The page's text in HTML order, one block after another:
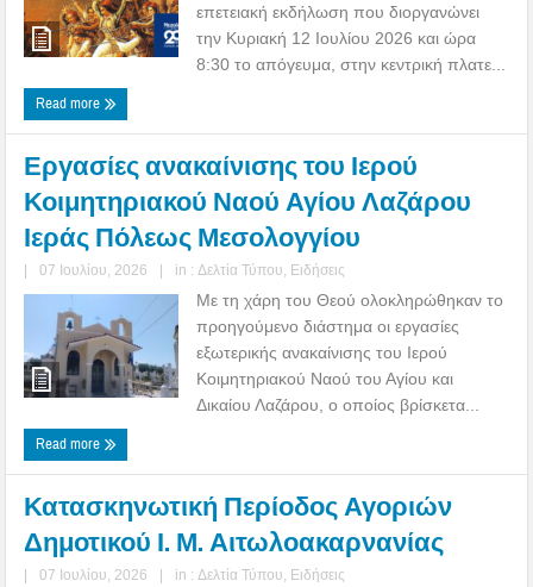
επετειακή εκδήλωση που διοργανώνει
την Κυριακή 12 Ιουλίου 2026 και ώρα
8:30 το απόγευμα, στην κεντρική πλατε...
Read more
Εργασίες ανακαίνισης του Ιερού
Κοιμητηριακού Ναού Αγίου Λαζάρου
Ιεράς Πόλεως Μεσολογγίου
| 07 Ιουλίου, 2026 | in : Δελτία Τύπου Ειδήσεις
Με τη χάρη του Θεού ολοκληρώθηκαν το
προηγούμενο διάστημα οι εργασίες
εξωτερικής ανακαίνισης του Ιερού
Κοιμητηριακού Ναού του Αγίου και
Δικαίου Λαζάρου, ο οποίος βρίσκετα...
Read more
Κατασκηνωτική Περίοδος Αγοριών
Δημοτικού Ι. Μ. Αιτωλοακαρνανίας
| 07 Ιουλίου, 2026 | in : Δελτία Τύπου Ειδήσεις